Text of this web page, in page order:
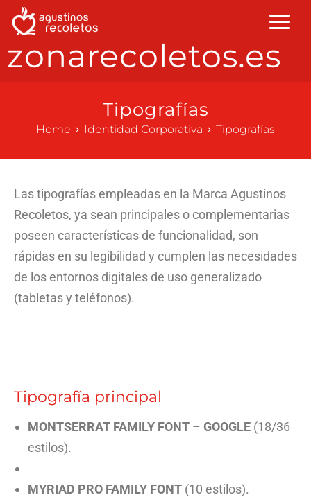
zonarecoletos.es
Tipografías
Home Identidad Corporativa Tipografías
Las tipografías empleadas en la Marca Agustinos
Recoletos, ya sean principales o complementarias
poseen características de funcionalidad, son
rápidas en su legibilidad y cumplen las necesidades
de los entornos digitales de uso generalizado
(tabletas y teléfonos).
Tipografía principal
MONTSERRAT FAMILY FONT – GOOGLE (18/36
estilos).
MYRIAD PRO FAMILY FONT (10 estilos).